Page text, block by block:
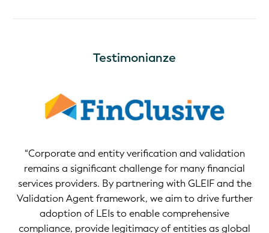
Testimonianze
“Corporate and entity verification and validation
remains a significant challenge for many financial
services providers. By partnering with GLEIF and the
Validation Agent framework, we aim to drive further
adoption of LEIs to enable comprehensive
compliance, provide legitimacy of entities as global